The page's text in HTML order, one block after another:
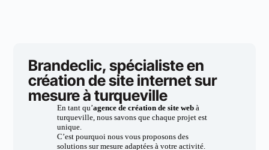
Brandeclic, spécialiste en
création de site internet sur
mesure à turqueville
En tant qu’agence de création de site webà
turqueville, nous savons que chaque projet est
unique.
C’est pourquoi nous vous proposons des
solutions sur mesure adaptées à votre activité.